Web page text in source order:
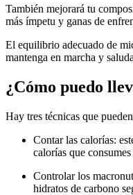
También mejorará tu
más ímpetu y ganas de
El equilibrio adecuado de
mantenga en marcha y
¿Cómo puedo
Hay tres técnicas que
Contar las calorías:
calorías que
Controlar los
hidratos de carbono